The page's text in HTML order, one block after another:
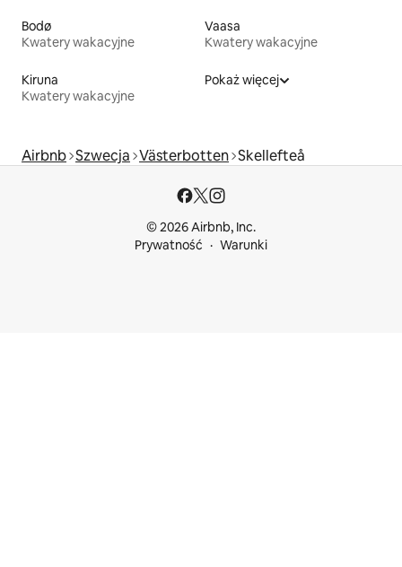
Bodø
Kwatery wakacyjne
Vaasa
Kwatery wakacyjne
Kiruna
Kwatery wakacyjne
Pokaż więcej
Airbnb Szwecja Västerbotten Skellefteå
© 2026 Airbnb, Inc.
Prywatność
Warunki